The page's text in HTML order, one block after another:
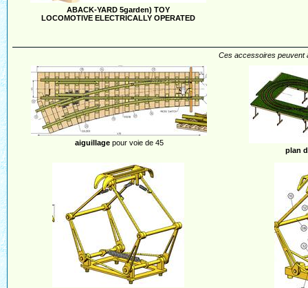
ABACK-YARD 5garden) TOY
LOCOMOTIVE ELECTRICALLY OPERATED
Ces accessoires peuvent
aiguillagepour voie de 45
plan